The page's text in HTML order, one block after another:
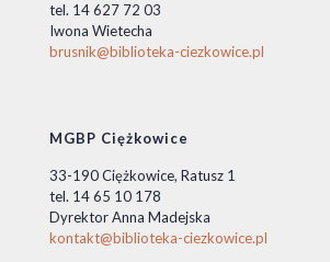
tel. 14 627 72 03
Iwona Wietecha
brusnik@biblioteka-ciezkowice.pl
MGBP Ciężkowice
33-190 Ciężkowice, Ratusz 1
tel. 14 65 10 178
Dyrektor Anna Madejska
kontakt@biblioteka-ciezkowice.pl